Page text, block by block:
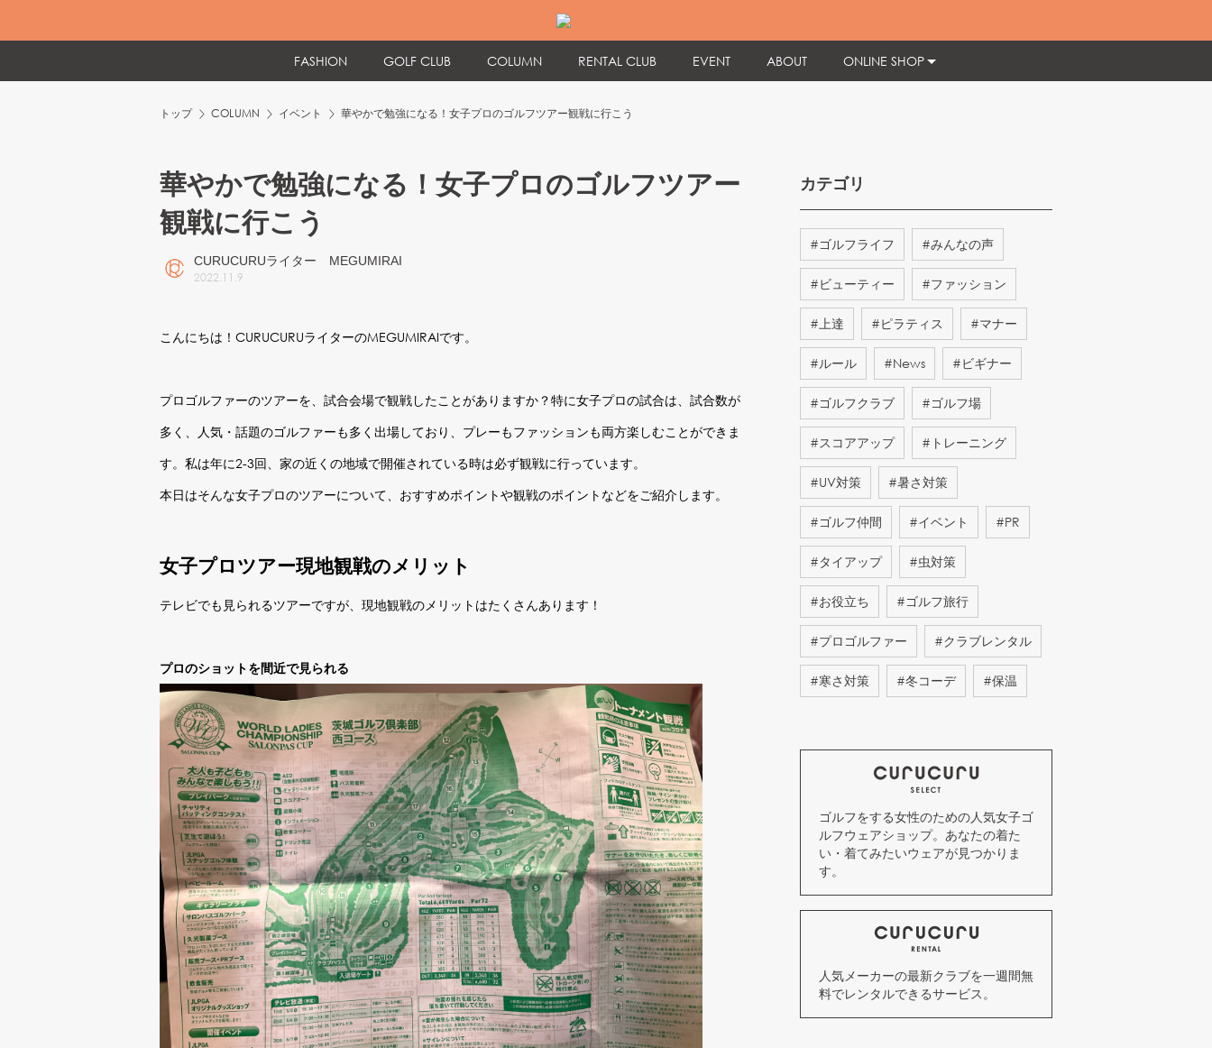
FASHION GOLF CLUB COLUMN RENTAL CLUB EVENT ABOUT ONLINE SHOP
トップ COLUMN イベント 華やかで勉強になる！女子プロのゴルフツアー観戦に行こう
華やかで勉強になる！女子プロのゴルフツアー
観戦に行こう
CURUCURUライター MEGUMIRAI
2022.11 .9
こんにちは！CURUCURUライターのMEGUMIRAIです。
プロゴルファーのツアーを、試合会場で観戦したことがありますか？特に女子プロの試合は、試合数が
多く、人気・話題のゴルファーも多く出場しており、プレーもファッションも両方楽しむことができま
す。私は年に2-3回、家の近くの地域で開催されている時は必ず観戦に行っています。
本日はそんな女子プロのツアーについて、おすすめポイントや観戦のポイントなどをご紹介します。
女子プロツアー現地観戦のメリット
テレビでも見られるツアーですが、現地観戦のメリットはたくさんあります！
プロのショットを間近で見られる
カテゴリ
#ゴルフライフ #みんなの声
#ビューティー #ファッション
#上達 #ピラティス #マナー
#ルール #News #ビギナー
#ゴルフクラブ #ゴルフ場
#スコアアップ # トレーニング
#UV対策 #暑さ対策
#ゴルフ仲間 #イベント #PR
#タイアップ #虫対策
#お役立ち #ゴルフ旅行
#プロゴルファー #クラブレンタル
#寒さ対策 #冬コーデ #保温
ゴルフをする女性のための人気女子ゴ
ルフウェアショップ。あなたの着た
い・着てみたいウェアが見つかりま
す。
人気メーカーの最新クラブを一週間無
料でレンタルできるサービス。